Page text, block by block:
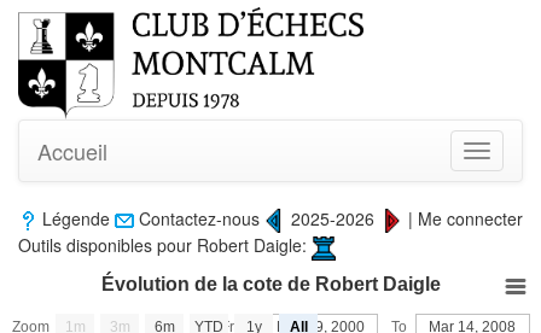
Toggle
Accueil
Légende Contactez-nous 2025-2026 | Me connecter
Outils disponibles pour Robert Daigle:
Zoom From Nov 19, 2000 To Mar 14, 2008
Évolution de la cote de Robert Daigle
1m 3m 6m YTD 1y All